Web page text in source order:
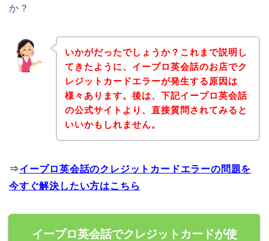
か？
いかがだったでしょうか？これまで説明し
てきたように、イープロ英会話のお店でク
レジットカードエラーが発生する原因は
様々あります。後は、下記イープロ英会話
の公式サイトより、直接質問されてみると
いいかもしれません。
⇒イープロ英会話のクレジットカードエラーの問題を
今すぐ解決したい方はこちら
イープロ英会話でクレジットカードが使